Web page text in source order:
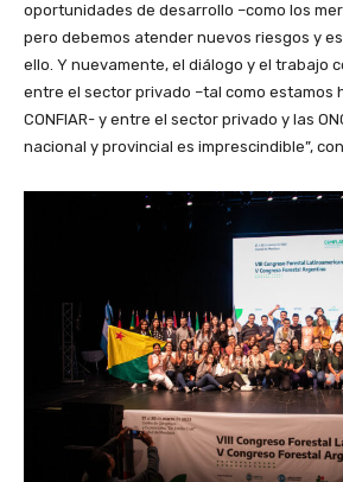
oportunidades de desarrollo –como los
pero debemos atender nuevos riesgos y
ello. Y nuevamente, el diálogo y el trabajo
entre el sector privado –tal como estamos
CONFIAR- y entre el sector privado y las
nacional y provincial es imprescindible”,